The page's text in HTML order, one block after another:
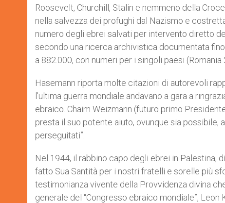
Roosevelt, Churchill, Stalin e nemmeno della
nella salvezza dei profughi dal Nazismo e
numero degli ebrei salvati per intervento diretto
secondo una ricerca archivistica documentata
a 882.000, con numeri per i singoli paesi
Hasemann riporta molte citazioni di autorevoli
l’ultima guerra mondiale andavano a gara a
ebraico. Chaim Weizmann (futuro primo
presta il suo potente aiuto, ovunque sia
perseguitati”.
Nel 1944, il rabbino capo degli ebrei in Palestina,
fatto Sua Santità per i nostri fratelli e sorelle più
testimonianza vivente della Provvidenza divina
generale del “Congresso ebraico mondiale”,